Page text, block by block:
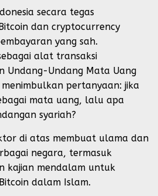
secara tegas
dan cryptocurrency
yang sah.
alat transaksi
Undang-Undang Mata Uang
pertanyaan: jika
mata uang, lalu apa
syariah?
di atas membuat ulama dan
negara, termasuk
kajian mendalam untuk
dalam Islam.